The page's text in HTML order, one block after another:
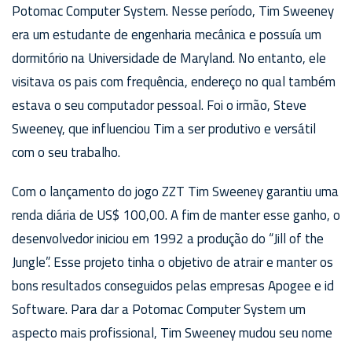
Potomac Computer System. Nesse período, Tim Sweeney
era um estudante de engenharia mecânica e possuía um
dormitório na Universidade de Maryland. No entanto, ele
visitava os pais com frequência, endereço no qual também
estava o seu computador pessoal. Foi o irmão, Steve
Sweeney, que influenciou Tim a ser produtivo e versátil
com o seu trabalho.
Com o lançamento do jogo ZZT Tim Sweeney garantiu uma
renda diária de US$ 100,00. A fim de manter esse ganho, o
desenvolvedor iniciou em 1992 a produção do “Jill of the
Jungle”. Esse projeto tinha o objetivo de atrair e manter os
bons resultados conseguidos pelas empresas Apogee e id
Software. Para dar a Potomac Computer System um
aspecto mais profissional, Tim Sweeney mudou seu nome